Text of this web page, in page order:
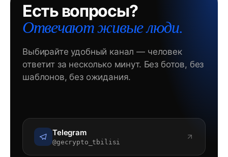
Есть вопросы?
Отвечают живые люди.
Выбирайте удобный канал — человек
ответит за несколько минут. Без ботов, без
шаблонов, без ожидания.
Telegram
@gecrypto_tbilisi